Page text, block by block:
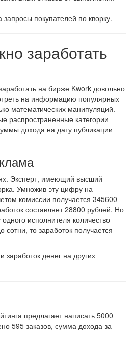
покупателей по кворку.
заработать
на бирже Kwork довольно
на информацию популярных
математических манипуляций.
распространенные категории
дохода на дату публикации
Эксперт, имеющий высший
Умножив эту цифру на
комиссии получается 345600
составляет 28800 рублей. Но
исполнителя количество
сотни, то заработок получается
денег на других
предлагает написать 5000
595 заказов, сумма дохода за